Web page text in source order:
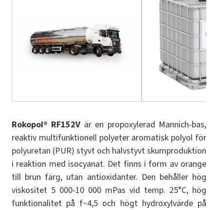
Rokopol® RF152V är en propoxylerad Mannich-bas,
reaktiv multifunktionell polyeter aromatisk polyol för
polyuretan (PUR) styvt och halvstyvt skumproduktion
i reaktion med isocyanat. Det finns i form av orange
till brun färg, utan antioxidanter. Den behåller hög
viskositet 5 000-10 000 mPas vid temp. 25°C, hög
funktionalitet på f~4,5 och högt hydroxylvärde på